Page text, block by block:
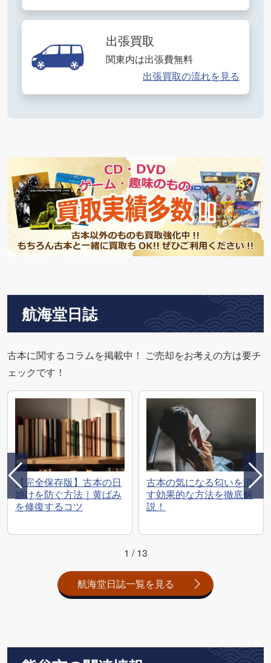
出張買取
関東内は出張費無料
出張買取の流れを見る
航海堂日誌
古本に関するコラムを掲載中！ ご売却をお考えの方は要チ
ェックです！
【完全保存版】古本の日
焼けを防ぐ方法｜黄ばみ
を修復するコツ
古本の気になる匂いを消
す効果的な方法を徹底解
説！
1 /13
航海堂日誌一覧を見る